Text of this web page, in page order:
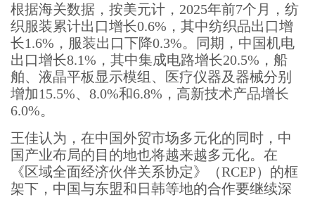
根据海关数据，按美元计，2025年前7个月，纺
织服装累计出口增长0.6%，其中纺织品出口增
长1.6%，服装出口下降0.3%。同期，中国机电
出口增长8.1%，其中集成电路增长20.5%，船
舶、液晶平板显示模组、医疗仪器及器械分别
增加15.5%、8.0%和6.8%，高新技术产品增长
6.0%。
王佳认为，在中国外贸市场多元化的同时，中
国产业布局的目的地也将越来越多元化。在
《区域全面经济伙伴关系协定》（RCEP）的框
架下，中国与东盟和日韩等地的合作要继续深